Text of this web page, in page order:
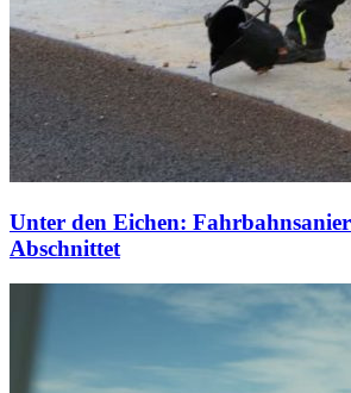
Unter den Eichen:
Abschnittet